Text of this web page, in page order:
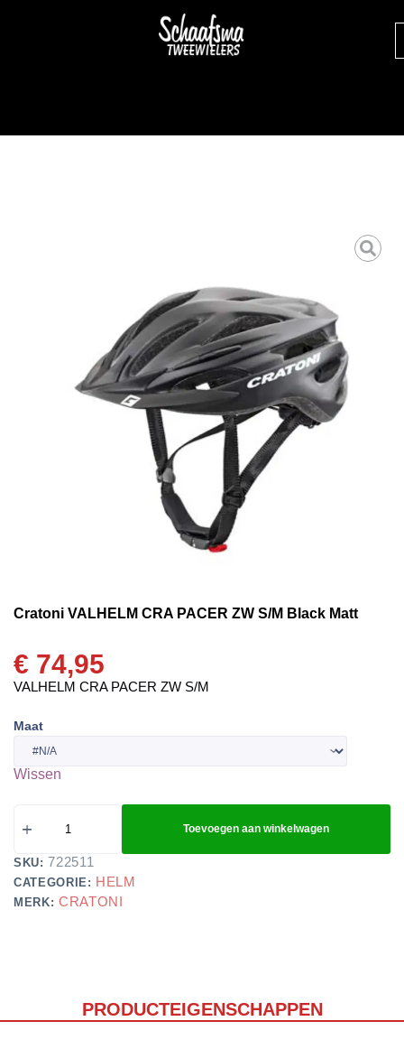
Cratoni VALHELM CRA PACER ZW S/M Black Matt
€ 74,95
VALHELM CRA PACER ZW S/M
Maat
Wissen
Toevoegen aan winkelwagen
SKU: 722511
CATEGORIE: HELM
MERK: CRATONI
PRODUCTEIGENSCHAPPEN